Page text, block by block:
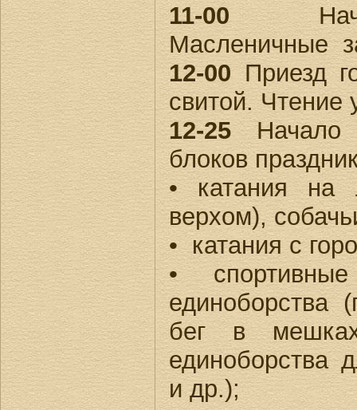
11-00
Масленичные
12-00 Приезд
свитой.
12-25 Начало
блоков
• катания
верхом),
• катания с
•
единоборства
бег в
единоборства
и др.);